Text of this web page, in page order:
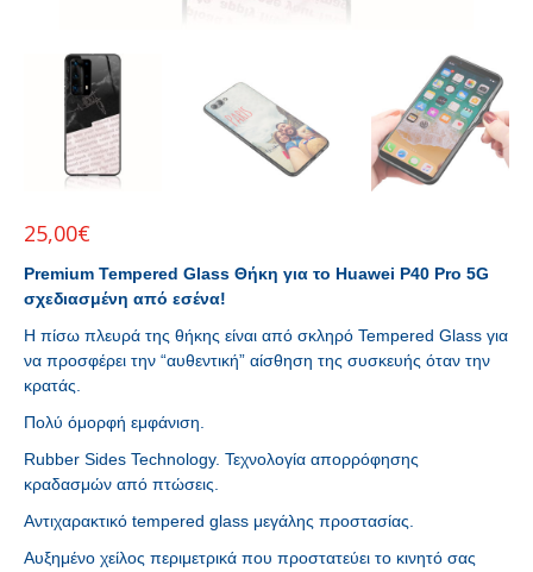
25,00€
Premium Tempered Glass Θήκη για το Huawei P40 Pro 5G
σχεδιασμένη από εσένα!
Η πίσω πλευρά της θήκης είναι από σκληρό Tempered Glass για
να προσφέρει την “αυθεντική” αίσθηση της συσκευής όταν την
κρατάς.
Πολύ όμορφή εμφάνιση.
Rubber Sides Technology. Τεχνολογία απορρόφησης
κραδασμών από πτώσεις.
Αντιχαρακτικό tempered glass μεγάλης προστασίας.
Αυξημένο χείλος περιμετρικά που προστατεύει το κινητό σας